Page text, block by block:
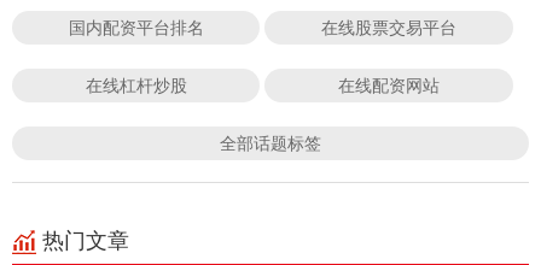
国内配资平台排名 在线股票交易平台
在线杠杆炒股 在线配资网站
全部话题标签
热门文章